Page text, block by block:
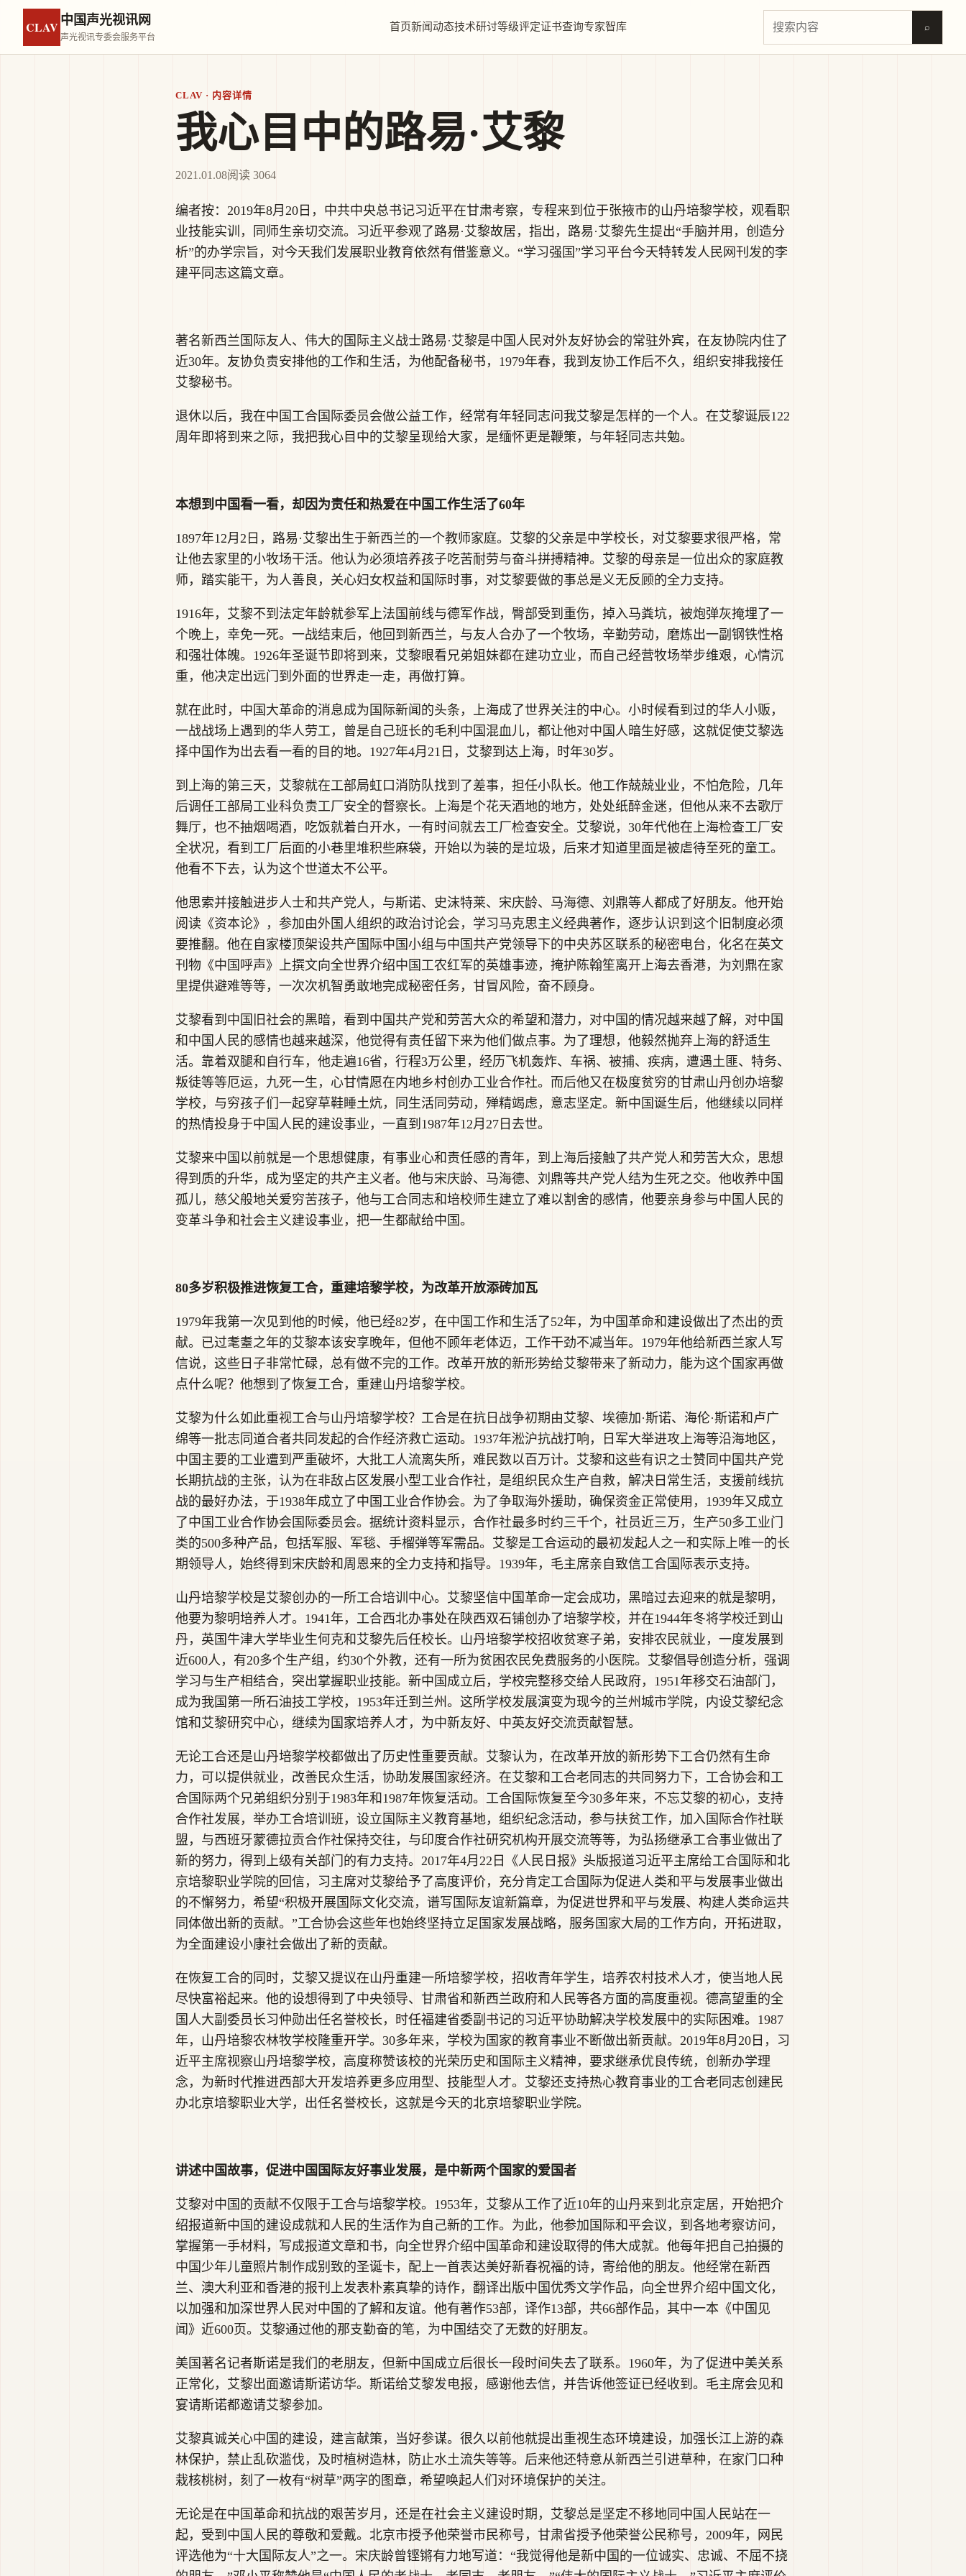
CLAV 中国声光视讯网
声光视讯专委会服务平台
首页新闻动态技术研讨等级评定证书查询专家智库 ⌕
CLAV · 内容详情
我心目中的路易·艾黎
2021.01.08阅读 3064
编者按：2019年8月20日，中共中央总书记习近平在甘肃考察，专程来到位于张掖市的山丹培黎学校，观看职
业技能实训，同师生亲切交流。习近平参观了路易·艾黎故居，指出，路易·艾黎先生提出“手脑并用，创造分
析”的办学宗旨，对今天我们发展职业教育依然有借鉴意义。“学习强国”学习平台今天特转发人民网刊发的李
建平同志这篇文章。
著名新西兰国际友人、伟大的国际主义战士路易·艾黎是中国人民对外友好协会的常驻外宾，在友协院内住了
近30年。友协负责安排他的工作和生活，为他配备秘书，1979年春，我到友协工作后不久，组织安排我接任
艾黎秘书。
退休以后，我在中国工合国际委员会做公益工作，经常有年轻同志问我艾黎是怎样的一个人。在艾黎诞辰122
周年即将到来之际，我把我心目中的艾黎呈现给大家，是缅怀更是鞭策，与年轻同志共勉。
本想到中国看一看，却因为责任和热爱在中国工作生活了60年
1897年12月2日，路易·艾黎出生于新西兰的一个教师家庭。艾黎的父亲是中学校长，对艾黎要求很严格，常
让他去家里的小牧场干活。他认为必须培养孩子吃苦耐劳与奋斗拼搏精神。艾黎的母亲是一位出众的家庭教
师，踏实能干，为人善良，关心妇女权益和国际时事，对艾黎要做的事总是义无反顾的全力支持。
1916年，艾黎不到法定年龄就参军上法国前线与德军作战，臀部受到重伤，掉入马粪坑，被炮弹灰掩埋了一
个晚上，幸免一死。一战结束后，他回到新西兰，与友人合办了一个牧场，辛勤劳动，磨炼出一副钢铁性格
和强壮体魄。1926年圣诞节即将到来，艾黎眼看兄弟姐妹都在建功立业，而自己经营牧场举步维艰，心情沉
重，他决定出远门到外面的世界走一走，再做打算。
就在此时，中国大革命的消息成为国际新闻的头条，上海成了世界关注的中心。小时候看到过的华人小贩，
一战战场上遇到的华人劳工，曾是自己班长的毛利中国混血儿，都让他对中国人暗生好感，这就促使艾黎选
择中国作为出去看一看的目的地。1927年4月21日，艾黎到达上海，时年30岁。
到上海的第三天，艾黎就在工部局虹口消防队找到了差事，担任小队长。他工作兢兢业业，不怕危险，几年
后调任工部局工业科负责工厂安全的督察长。上海是个花天酒地的地方，处处纸醉金迷，但他从来不去歌厅
舞厅，也不抽烟喝酒，吃饭就着白开水，一有时间就去工厂检查安全。艾黎说，30年代他在上海检查工厂安
全状况，看到工厂后面的小巷里堆积些麻袋，开始以为装的是垃圾，后来才知道里面是被虐待至死的童工。
他看不下去，认为这个世道太不公平。
他思索并接触进步人士和共产党人，与斯诺、史沫特莱、宋庆龄、马海德、刘鼎等人都成了好朋友。他开始
阅读《资本论》，参加由外国人组织的政治讨论会，学习马克思主义经典著作，逐步认识到这个旧制度必须
要推翻。他在自家楼顶架设共产国际中国小组与中国共产党领导下的中央苏区联系的秘密电台，化名在英文
刊物《中国呼声》上撰文向全世界介绍中国工农红军的英雄事迹，掩护陈翰笙离开上海去香港，为刘鼎在家
里提供避难等等，一次次机智勇敢地完成秘密任务，甘冒风险，奋不顾身。
艾黎看到中国旧社会的黑暗，看到中国共产党和劳苦大众的希望和潜力，对中国的情况越来越了解，对中国
和中国人民的感情也越来越深，他觉得有责任留下来为他们做点事。为了理想，他毅然抛弃上海的舒适生
活。靠着双腿和自行车，他走遍16省，行程3万公里，经历飞机轰炸、车祸、被捕、疾病，遭遇土匪、特务、
叛徒等等厄运，九死一生，心甘情愿在内地乡村创办工业合作社。而后他又在极度贫穷的甘肃山丹创办培黎
学校，与穷孩子们一起穿草鞋睡土炕，同生活同劳动，殚精竭虑，意志坚定。新中国诞生后，他继续以同样
的热情投身于中国人民的建设事业，一直到1987年12月27日去世。
艾黎来中国以前就是一个思想健康，有事业心和责任感的青年，到上海后接触了共产党人和劳苦大众，思想
得到质的升华，成为坚定的共产主义者。他与宋庆龄、马海德、刘鼎等共产党人结为生死之交。他收养中国
孤儿，慈父般地关爱穷苦孩子，他与工合同志和培校师生建立了难以割舍的感情，他要亲身参与中国人民的
变革斗争和社会主义建设事业，把一生都献给中国。
80多岁积极推进恢复工合，重建培黎学校，为改革开放添砖加瓦
1979年我第一次见到他的时候，他已经82岁，在中国工作和生活了52年，为中国革命和建设做出了杰出的贡
献。已过耄耋之年的艾黎本该安享晚年，但他不顾年老体迈，工作干劲不减当年。1979年他给新西兰家人写
信说，这些日子非常忙碌，总有做不完的工作。改革开放的新形势给艾黎带来了新动力，能为这个国家再做
点什么呢？他想到了恢复工合，重建山丹培黎学校。
艾黎为什么如此重视工合与山丹培黎学校？工合是在抗日战争初期由艾黎、埃德加·斯诺、海伦·斯诺和卢广
绵等一批志同道合者共同发起的合作经济救亡运动。1937年淞沪抗战打响，日军大举进攻上海等沿海地区，
中国主要的工业遭到严重破坏，大批工人流离失所，难民数以百万计。艾黎和这些有识之士赞同中国共产党
长期抗战的主张，认为在非敌占区发展小型工业合作社，是组织民众生产自救，解决日常生活，支援前线抗
战的最好办法，于1938年成立了中国工业合作协会。为了争取海外援助，确保资金正常使用，1939年又成立
了中国工业合作协会国际委员会。据统计资料显示，合作社最多时约三千个，社员近三万，生产50多工业门
类的500多种产品，包括军服、军毯、手榴弹等军需品。艾黎是工合运动的最初发起人之一和实际上唯一的长
期领导人，始终得到宋庆龄和周恩来的全力支持和指导。1939年，毛主席亲自致信工合国际表示支持。
山丹培黎学校是艾黎创办的一所工合培训中心。艾黎坚信中国革命一定会成功，黑暗过去迎来的就是黎明，
他要为黎明培养人才。1941年，工合西北办事处在陕西双石铺创办了培黎学校，并在1944年冬将学校迁到山
丹，英国牛津大学毕业生何克和艾黎先后任校长。山丹培黎学校招收贫寒子弟，安排农民就业，一度发展到
近600人，有20多个生产组，约30个外教，还有一所为贫困农民免费服务的小医院。艾黎倡导创造分析，强调
学习与生产相结合，突出掌握职业技能。新中国成立后，学校完整移交给人民政府，1951年移交石油部门，
成为我国第一所石油技工学校，1953年迁到兰州。这所学校发展演变为现今的兰州城市学院，内设艾黎纪念
馆和艾黎研究中心，继续为国家培养人才，为中新友好、中英友好交流贡献智慧。
无论工合还是山丹培黎学校都做出了历史性重要贡献。艾黎认为，在改革开放的新形势下工合仍然有生命
力，可以提供就业，改善民众生活，协助发展国家经济。在艾黎和工合老同志的共同努力下，工合协会和工
合国际两个兄弟组织分别于1983年和1987年恢复活动。工合国际恢复至今30多年来，不忘艾黎的初心，支持
合作社发展，举办工合培训班，设立国际主义教育基地，组织纪念活动，参与扶贫工作，加入国际合作社联
盟，与西班牙蒙德拉贡合作社保持交往，与印度合作社研究机构开展交流等等，为弘扬继承工合事业做出了
新的努力，得到上级有关部门的有力支持。2017年4月22日《人民日报》头版报道习近平主席给工合国际和北
京培黎职业学院的回信，习主席对艾黎给予了高度评价，充分肯定工合国际为促进人类和平与发展事业做出
的不懈努力，希望“积极开展国际文化交流，谱写国际友谊新篇章，为促进世界和平与发展、构建人类命运共
同体做出新的贡献。”工合协会这些年也始终坚持立足国家发展战略，服务国家大局的工作方向，开拓进取，
为全面建设小康社会做出了新的贡献。
在恢复工合的同时，艾黎又提议在山丹重建一所培黎学校，招收青年学生，培养农村技术人才，使当地人民
尽快富裕起来。他的设想得到了中央领导、甘肃省和新西兰政府和人民等各方面的高度重视。德高望重的全
国人大副委员长习仲勋出任名誉校长，时任福建省委副书记的习近平协助解决学校发展中的实际困难。1987
年，山丹培黎农林牧学校隆重开学。30多年来，学校为国家的教育事业不断做出新贡献。2019年8月20日，习
近平主席视察山丹培黎学校，高度称赞该校的光荣历史和国际主义精神，要求继承优良传统，创新办学理
念，为新时代推进西部大开发培养更多应用型、技能型人才。艾黎还支持热心教育事业的工合老同志创建民
办北京培黎职业大学，出任名誉校长，这就是今天的北京培黎职业学院。
讲述中国故事，促进中国国际友好事业发展，是中新两个国家的爱国者
艾黎对中国的贡献不仅限于工合与培黎学校。1953年，艾黎从工作了近10年的山丹来到北京定居，开始把介
绍报道新中国的建设成就和人民的生活作为自己新的工作。为此，他参加国际和平会议，到各地考察访问，
掌握第一手材料，写成报道文章和书，向全世界介绍中国革命和建设取得的伟大成就。他每年把自己拍摄的
中国少年儿童照片制作成别致的圣诞卡，配上一首表达美好新春祝福的诗，寄给他的朋友。他经常在新西
兰、澳大利亚和香港的报刊上发表朴素真挚的诗作，翻译出版中国优秀文学作品，向全世界介绍中国文化，
以加强和加深世界人民对中国的了解和友谊。他有著作53部，译作13部，共66部作品，其中一本《中国见
闻》近600页。艾黎通过他的那支勤奋的笔，为中国结交了无数的好朋友。
美国著名记者斯诺是我们的老朋友，但新中国成立后很长一段时间失去了联系。1960年，为了促进中美关系
正常化，艾黎出面邀请斯诺访华。斯诺给艾黎发电报，感谢他去信，并告诉他签证已经收到。毛主席会见和
宴请斯诺都邀请艾黎参加。
艾黎真诚关心中国的建设，建言献策，当好参谋。很久以前他就提出重视生态环境建设，加强长江上游的森
林保护，禁止乱砍滥伐，及时植树造林，防止水土流失等等。后来他还特意从新西兰引进草种，在家门口种
栽核桃树，刻了一枚有“树草”两字的图章，希望唤起人们对环境保护的关注。
无论是在中国革命和抗战的艰苦岁月，还是在社会主义建设时期，艾黎总是坚定不移地同中国人民站在一
起，受到中国人民的尊敬和爱戴。北京市授予他荣誉市民称号，甘肃省授予他荣誉公民称号，2009年，网民
评选他为“十大国际友人”之一。宋庆龄曾铿锵有力地写道：“我觉得他是新中国的一位诚实、忠诚、不屈不挠